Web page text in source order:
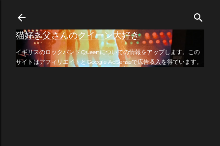
スキップしてメイン コンテ
猫好き父さんのクイーン大好き
イギリスのロックバンドQueenについての情報をアップします。この
サイトはアフィリエイトとGoogle AdSenseで広告収入を得ています。